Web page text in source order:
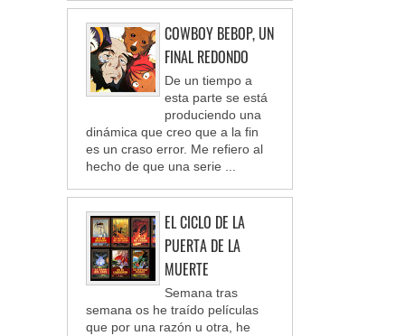
COWBOY BEBOP, UN
FINAL REDONDO
De un tiempo a
esta parte se está
produciendo una
dinámica que creo que a la fin
es un craso error. Me refiero al
hecho de que una serie ...
EL CICLO DE LA
PUERTA DE LA
MUERTE
Semana tras
semana os he traído películas
que por una razón u otra, he